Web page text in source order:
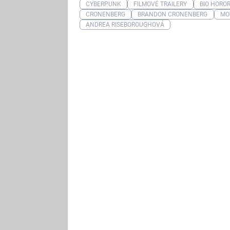
CYBERPUNK
FILMOVÉ TRAILERY
BIO HOROR
CRONENBERG
BRANDON CRONENBERG
ANDREA RISEBOROUGHOVÁ